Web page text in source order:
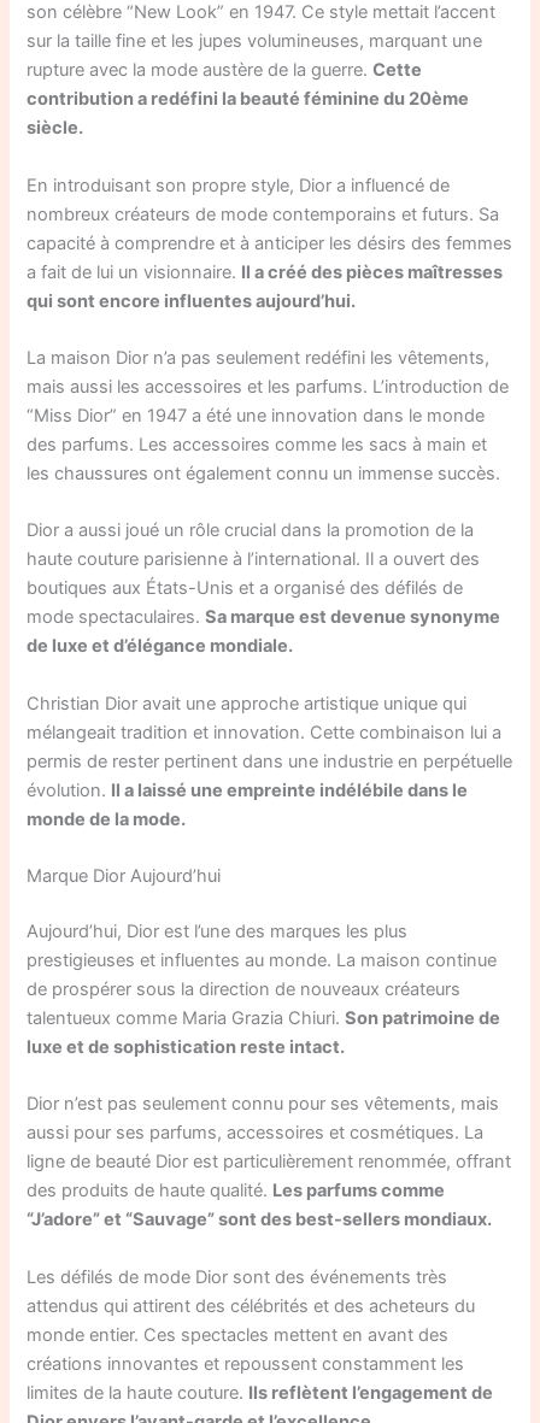
son célèbre “New Look” en 1947. Ce style mettait l’accent
sur la taille fine et les jupes volumineuses, marquant une
rupture avec la mode austère de la guerre.Cette
contribution a redéfini la beauté féminine du 20ème
siècle.
En introduisant son propre style, Dior a influencé de
nombreux créateurs de mode contemporains et futurs. Sa
capacité à comprendre et à anticiper les désirs des femmes
a fait de lui un visionnaire. Il a créé des pièces maîtresses
qui sont encore influentes aujourd’hui.
La maison Dior n’a pas seulement redéfini les vêtements,
mais aussi les accessoires et les parfums. L’introduction de
“Miss Dior” en 1947 a été une innovation dans le monde
des parfums. Les accessoires comme les sacs à main et
les chaussures ont également connu un immense succès.
Dior a aussi joué un rôle crucial dans la promotion de la
haute couture parisienne à l’international. Il a ouvert des
boutiques aux États-Unis et a organisé des défilés de
mode spectaculaires.Sa marque est devenue synonyme
de luxe et d’élégance mondiale.
Christian Dior avait une approche artistique unique qui
mélangeait tradition et innovation. Cette combinaison lui a
permis de rester pertinent dans une industrie en perpétuelle
évolution. Il a laissé une empreinte indélébile dans le
monde de la mode.
Marque Dior Aujourd’hui
Aujourd’hui, Dior est l’une des marques les plus
prestigieuses et influentes au monde. La maison continue
de prospérer sous la direction de nouveaux créateurs
talentueux comme Maria Grazia Chiuri.Son patrimoine de
luxe et de sophistication reste intact.
Dior n’est pas seulement connu pour ses vêtements, mais
aussi pour ses parfums, accessoires et cosmétiques. La
ligne de beauté Dior est particulièrement renommée, offrant
des produits de haute qualité. Les parfums comme
“J’adore” et “Sauvage” sont des best-sellers mondiaux.
Les défilés de mode Dior sont des événements très
attendus qui attirent des célébrités et des acheteurs du
monde entier. Ces spectacles mettent en avant des
créations innovantes et repoussent constamment les
limites de la haute couture. Ils reflètent l’engagement de